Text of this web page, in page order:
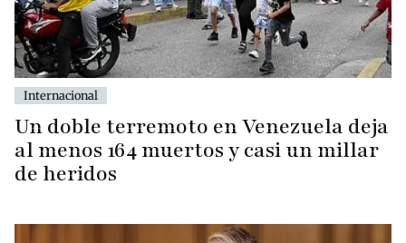
Internacional
Un doble terremoto en Venezuela deja
al menos 164 muertos y casi un millar
de heridos